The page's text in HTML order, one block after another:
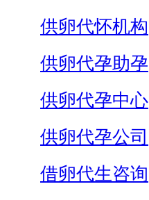
供卵代怀机构
供卵代孕助孕
供卵代孕中心
供卵代孕公司
借卵代生咨询